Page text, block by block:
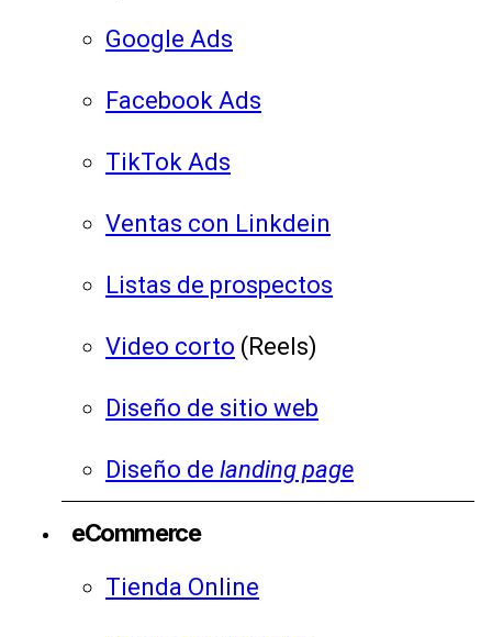
Google Ads
Facebook Ads
TikTok Ads
Ventas con Linkdein
Listas de prospectos
Video corto (Reels)
Diseño de sitio web
Diseño de landing page
eCommerce
Tienda Online